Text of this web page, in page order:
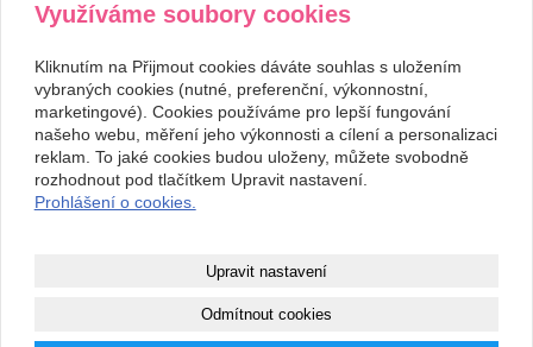
Aenean ac. Justo pretium nulla Donec adipiscing nibh Curabitur in
Vestibulum laoreet parturient.
Kontakt
Svatební studio Forever
Nekonečná 1024, 123 00
Praha
+420 123 456 789
Využíváme soubory cookies
Kliknutím na Přijmout cookies dáváte souhlas s uložením
vybraných cookies (nutné, preferenční, výkonnostní,
marketingové). Cookies používáme pro lepší fungování
našeho webu, měření jeho výkonnosti a cílení a personalizaci
reklam. To jaké cookies budou uloženy, můžete svobodně
rozhodnout pod tlačítkem Upravit nastavení.
Prohlášení o cookies.
Upravit nastavení
Odmítnout cookies